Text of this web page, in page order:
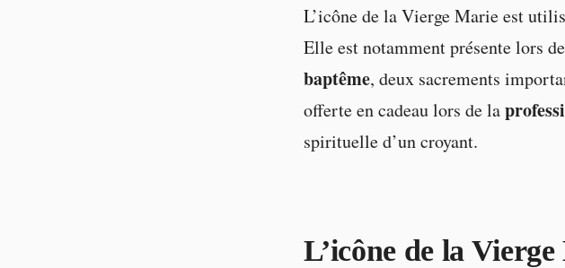
L’icône de la Vierge Marie est
Elle est notamment présente lors
baptême, deux sacrements
offerte en cadeau lors de la
spirituelle d’un croyant.
L’icône de la